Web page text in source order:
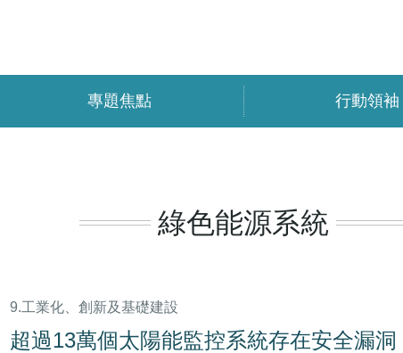
專題焦點 行動領袖
綠色能源系統
9.工業化、創新及基礎建設
超過13萬個太陽能監控系統存在安全漏洞